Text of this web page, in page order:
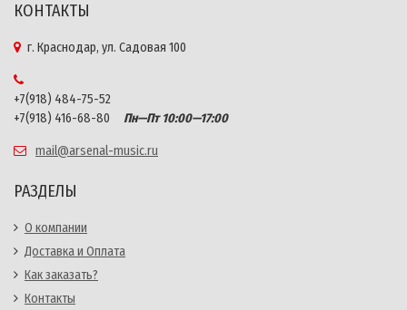
КОНТАКТЫ
г. Краснодар, ул. Садовая 100
+7(918) 484-75-52
+7(918) 416-68-80
Пн—Пт 10:00—17:00
mail@arsenal-music.ru
РАЗДЕЛЫ
О компании
Доставка и Оплата
Как заказать?
Контакты